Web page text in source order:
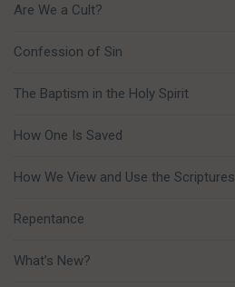
Are We a Cult?
Confession of Sin
The Baptism in the Holy Spirit
How One Is Saved
How We View and Use the Scriptures
Repentance
What’s New?